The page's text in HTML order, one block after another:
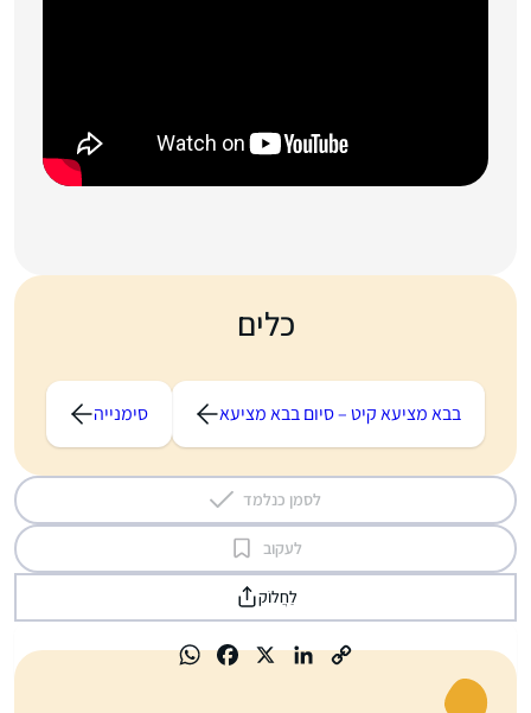
כלים
בבא מציעא קיט – סיום בבא מציעא סימנייה
לסמן כנלמד
לעקוב
לַחֲלוֹק